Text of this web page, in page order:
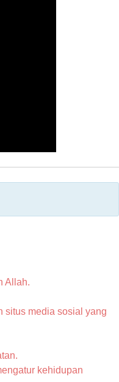
Allah.
situs media sosial yang
kehidupan